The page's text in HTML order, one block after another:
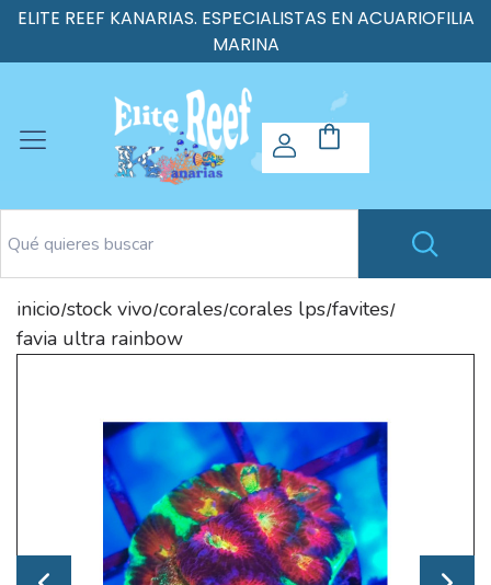
ELITE REEF KANARIAS. ESPECIALISTAS EN ACUARIOFILIA
MARINA
inicio/stock vivo/corales/corales lps/favites/
favia ultra rainbow